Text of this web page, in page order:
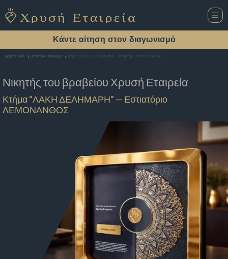
Κάντε αίτηση στον διαγωνισμό
Αρχική Σελίδα Εστιατόριο Ευηνοχωρι Κτήμα “ΛΑΚΗ ΔΕΛΗΜΑΡΗ” — Εστιατόριο ΛΕΜΟΝΑΝΘΟΣ
Νικητής του βραβείου Χρυσή Εταιρεία
Κτήμα “ΛΑΚΗ ΔΕΛΗΜΑΡΗ” — Εστιατόριο
ΛΕΜΟΝΑΝΘΟΣ